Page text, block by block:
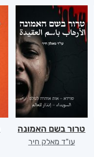
טרור בשם האמונה
עו"ד מאלק חיר